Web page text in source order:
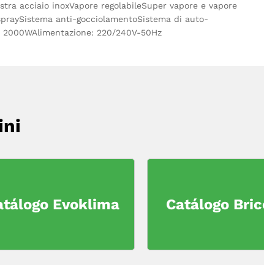
acciaio inoxVapore regolabileSuper vapore e vapore
anti-gocciolamentoSistema di auto-
220/240V-50Hz
Evoklima Catálogo